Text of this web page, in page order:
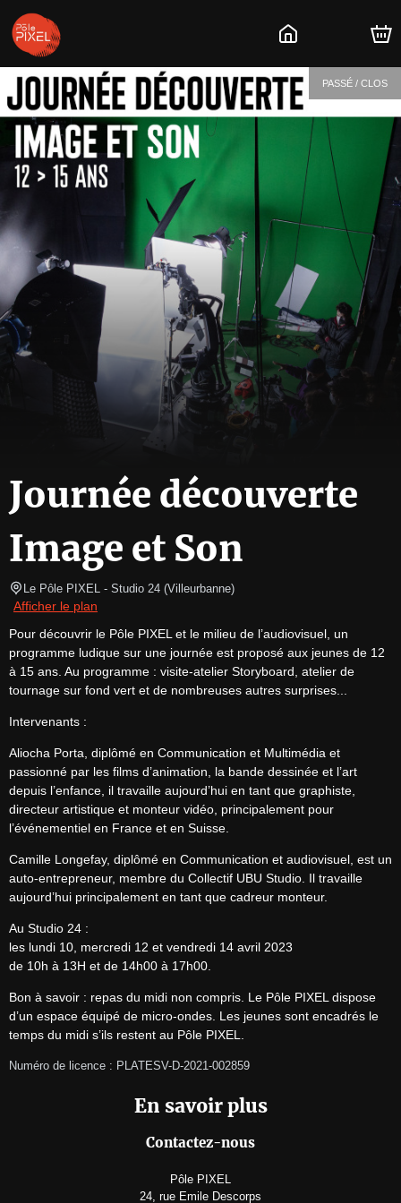
PASSÉ / CLOS
Journée découverte
Image et Son
Le Pôle PIXEL - Studio 24 (Villeurbanne)
Afficher le plan
Pour découvrir le Pôle PIXEL et le milieu de l’audiovisuel, un
programme ludique sur une journée est proposé aux jeunes de 12
à 15 ans. Au programme : visite-atelier Storyboard, atelier de
tournage sur fond vert et de nombreuses autres surprises...
Intervenants :
Aliocha Porta, diplômé en Communication et Multimédia et
passionné par les films d’animation, la bande dessinée et l’art
depuis l’enfance, il travaille aujourd’hui en tant que graphiste,
directeur artistique et monteur vidéo, principalement pour
l’événementiel en France et en Suisse.
Camille Longefay, diplômé en Communication et audiovisuel, est un
auto-entrepreneur, membre du Collectif UBU Studio. Il travaille
aujourd’hui principalement en tant que cadreur monteur.
Au Studio 24 :
les lundi 10, mercredi 12 et vendredi 14 avril 2023
de 10h à 13H et de 14h00 à 17h00.
Bon à savoir : repas du midi non compris. Le Pôle PIXEL dispose
d’un espace équipé de micro-ondes. Les jeunes sont encadrés le
temps du midi s’ils restent au Pôle PIXEL.
Numéro de licence : PLATESV-D-2021-002859
En savoir plus
Contactez-nous
Pôle PIXEL
24, rue Emile Descorps